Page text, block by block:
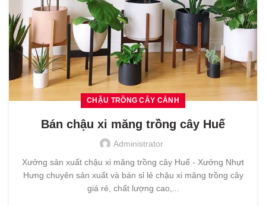
CHẬU TRỒNG CÂY CẢNH
Bán chậu xi măng trồng cây Huế
Administrator
Xưởng sản xuất chậu xi măng trồng cây Huế - Xưởng Nhựt
Hưng chuyên sản xuất và bán sỉ lẻ chậu xi măng trồng cây
giá rẻ, chất lượng cao,...